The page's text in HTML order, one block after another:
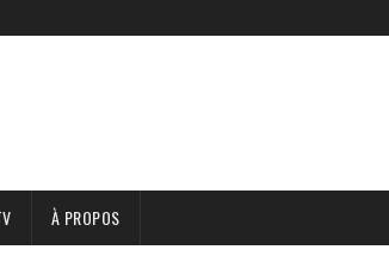
À PROPOS